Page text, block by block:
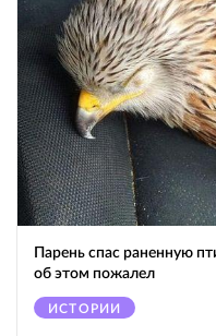
Парень спас раненную
об этом пожалел
ИСТОРИИ